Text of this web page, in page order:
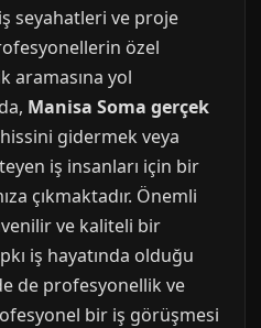
seyahatleri ve proje
özel
aramasına yol
Manisa Soma gerçek
hissini gidermek veya
iş insanları için bir
çıkmaktadır. Önemli
ve kaliteli bir
iş hayatında olduğu
de profesyonellik ve
bir iş görüşmesi